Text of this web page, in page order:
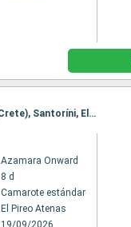
Itinerario : El Pireo Atenas, Syros, Patmos, Rodas, Marmaris, Agios Nikolaus (Crete), Santoríni, El Pireo Atenas
Azamara Onward
8 d
Camarote estándar
El Pireo Atenas
19/09/2026